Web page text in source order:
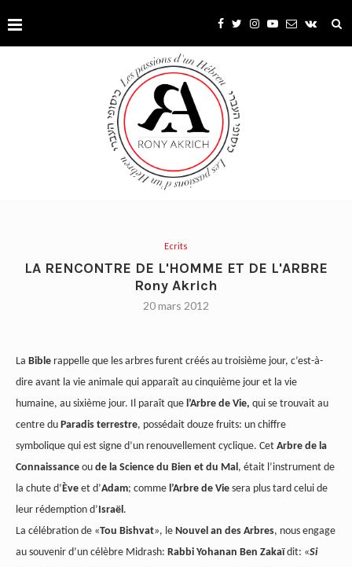
Ecrits
LA RENCONTRE DE L'HOMME ET DE L'ARBRE
Rony Akrich
20 mars 2012
La Bible rappelle que les arbres furent créés au troisième jour, c’est-à-
dire avant la vie animale qui apparaît au cinquième jour et la vie
humaine, au sixième jour. Il paraît que l’Arbre de Vie, qui se trouvait au
centre du Paradis terrestre, possédait douze fruits: un chiffre
symbolique qui est signe d’un renouvellement cyclique. Cet Arbre de la
Connaissance ou de la Science du Bien et du Mal, était l’instrument de
la chute d’Ève et d’Adam; comme l’Arbre de Vie sera plus tard celui de
leur rédemption d’Israël.
La célébration de «Tou Bishvat», le Nouvel an des Arbres, nous engage
au souvenir d’un célèbre Midrash: Rabbi Yohanan Ben Zakaïdit: «Si